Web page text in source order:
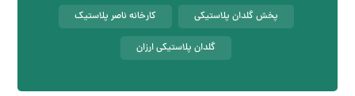
پخش گلدان پلاستیکی کارخانه ناصر پلاستیک
گلدان پلاستیکی ارزان